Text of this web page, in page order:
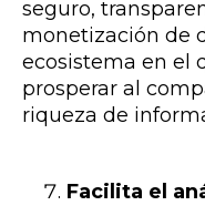
seguro,
monetización de
ecosistema en el
prosperar al
riqueza de
Facilita el